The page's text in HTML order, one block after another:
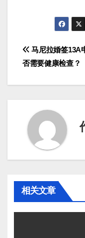
文
章
航
马尼拉婚签13A
否需要健康检查？
相关文章